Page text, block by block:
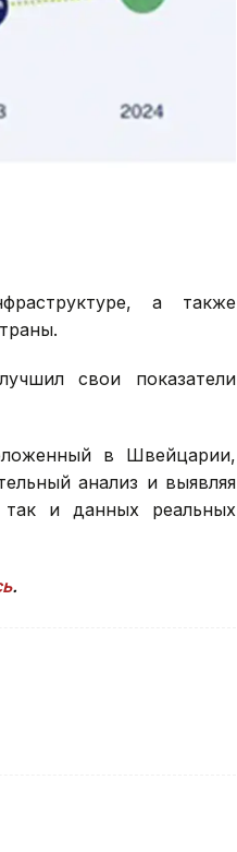
а также
свои показатели
в Швейцарии,
анализ и выявляя
так и данных реальных
.